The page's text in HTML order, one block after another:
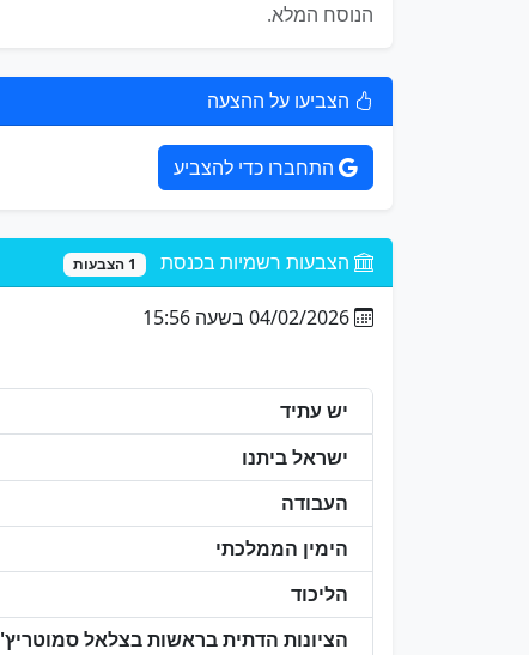
הנוסח המלא.
הצביעו על ההצעה
התחברו כדי להצביע
הצבעות רשמיות בכנסת 1 הצבעות
יש עתיד
ישראל ביתנו
העבודה
הימין הממלכתי
הליכוד
הציונות הדתית בראשות בצלאל סמוטריץ'